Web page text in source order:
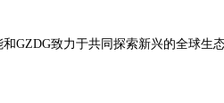
GZDG致力于共同探索新兴的全球生